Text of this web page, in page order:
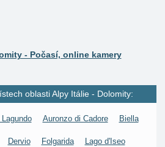
- Počasí, online kamery
oblasti Alpy Itálie - Dolomity:
Auronzo di Cadore Biella
Dervio Folgarida Lago d'Iseo